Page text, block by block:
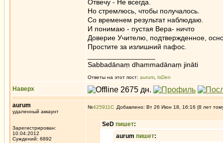
Отвечу - Не всегда.
Но стремлюсь, чтобы получалось.
Со временем результат наблюдаю.
И понимаю - пустая Вера- ничто
Доверие Учителю, подтвержденное,
Простите за излишний пафос.
Sabbadānaṃ dhammadānaṃ jināti
Ответы на этот пост: aurum IsDen
Наверх
aurum
удаленный аккаунт
Зарегистрирован:
10.04.2012
Суждений: 6892
№425911 Добавлено: Вт 26 Июн 18, 16:16 (8 лет
SeD пишет:
aurum пишет: